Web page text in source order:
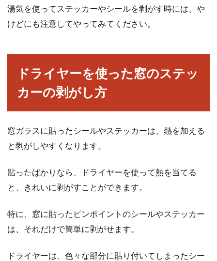
湯気を使ってステッカーやシールを剥がす時には、や
けどにも注意してやってみてください。
ドライヤーを使った窓のステッ
カーの剥がし方
窓ガラスに貼ったシールやステッカーは、熱を加える
と剥がしやすくなります。
貼ったばかりなら、ドライヤーを使って熱を当てる
と、きれいに剥がすことができます。
特に、窓に貼ったピンポイントのシールやステッカー
は、それだけで簡単に剥がせます。
ドライヤーは、色々な部分に貼り付いてしまったシー